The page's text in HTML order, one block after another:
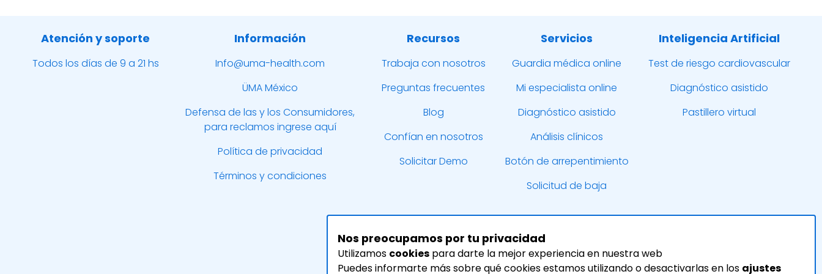
Nos preocupamos por tu privacidad
Utilizamos cookies para darte la mejor experiencia en nuestra web
Puedes informarte más sobre qué cookies estamos utilizando o desactivarlas en los ajustes
Atención y soporte
Todos los días de 9 a 21 hs
Información
Info@uma-health.com
ÜMA México
Defensa de las y los Consumidores,
para reclamos ingrese aquí
Política de privacidad
Términos y condiciones
Recursos
Trabaja con nosotros
Preguntas frecuentes
Blog
Confían en nosotros
Solicitar Demo
Servicios
Guardia médica online
Mi especialista online
Diagnóstico asistido
Análisis clínicos
Botón de arrepentimiento
Solicitud de baja
Inteligencia Artificial
Test de riesgo cardiovascular
Diagnóstico asistido
Pastillero virtual